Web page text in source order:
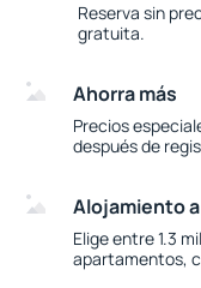
Reserva sin
gratuita.
Ahorra más
Precios
después de
Alojamiento
Elige entre 1.3
apartamentos,